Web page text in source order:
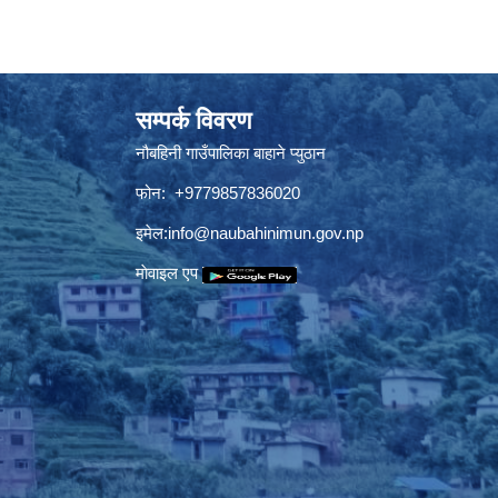
सम्पर्क विवरण
नौबहिनी गाउँपालिका बाहाने प्युठान
फोन: +9779857836020
इमेल:info@naubahinimun.gov.np
माेवाइल एप